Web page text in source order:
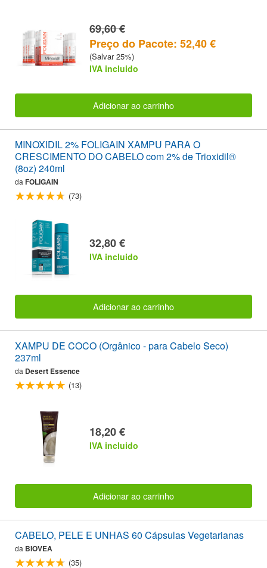
69,60 €
Preço do Pacote: 52,40 €
(Salvar 25%)
IVA incluido
Adicionar ao carrinho
MINOXIDIL 2% FOLIGAIN XAMPU PARA O
CRESCIMENTO DO CABELO com 2% de Trioxidil®
(8oz) 240ml
da FOLIGAIN
(73)
32,80 €
IVA incluido
Adicionar ao carrinho
XAMPU DE COCO (Orgânico - para Cabelo Seco)
237ml
da Desert Essence
(13)
18,20 €
IVA incluido
Adicionar ao carrinho
CABELO, PELE E UNHAS 60 Cápsulas Vegetarianas
da BIOVEA
(35)